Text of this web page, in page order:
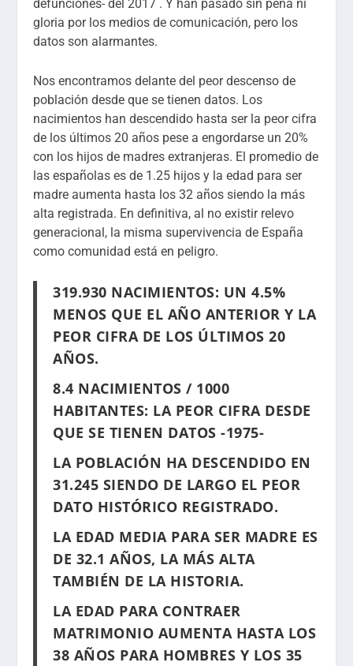
defunciones- del 2017 . Y han pasado sin pena ni
gloria por los medios de comunicación, pero los
datos son alarmantes.
Nos encontramos delante del peor descenso de
población desde que se tienen datos. Los
nacimientos han descendido hasta ser la peor cifra
de los últimos 20 años pese a engordarse un 20%
con los hijos de madres extranjeras. El promedio de
las españolas es de 1.25 hijos y la edad para ser
madre aumenta hasta los 32 años siendo la más
alta registrada. En definitiva, al no existir relevo
generacional, la misma supervivencia de España
como comunidad está en peligro.
319.930 NACIMIENTOS: UN 4.5%
MENOS QUE EL AÑO ANTERIOR Y LA
PEOR CIFRA DE LOS ÚLTIMOS 20
AÑOS.
8.4 NACIMIENTOS / 1000
HABITANTES: LA PEOR CIFRA DESDE
QUE SE TIENEN DATOS -1975-
LA POBLACIÓN HA DESCENDIDO EN
31.245 SIENDO DE LARGO EL PEOR
DATO HISTÓRICO REGISTRADO.
LA EDAD MEDIA PARA SER MADRE ES
DE 32.1 AÑOS, LA MÁS ALTA
TAMBIÉN DE LA HISTORIA.
LA EDAD PARA CONTRAER
MATRIMONIO AUMENTA HASTA LOS
38 AÑOS PARA HOMBRES Y LOS 35